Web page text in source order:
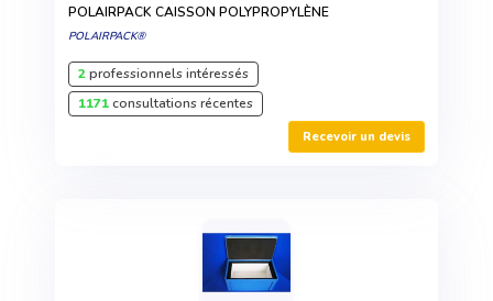
POLAIRPACK CAISSON POLYPROPYLÈNE
POLAIRPACK®
2professionnels intéressés
1171consultations récentes
Recevoir un devis